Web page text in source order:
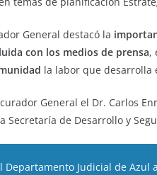
General destacó la
con los medios de prensa,
la labor que desarrolla
General el Dr. Carlos
Secretaría de Desarrollo y
Departamento Judicial de